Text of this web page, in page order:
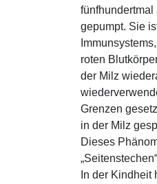
fünfhundertmal
gepumpt. Sie
roten
der Milz
Grenzen
in der Milz
Dieses
In der